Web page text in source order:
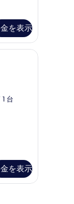
を表示
ート | 1 室のベッドル
台
を表示